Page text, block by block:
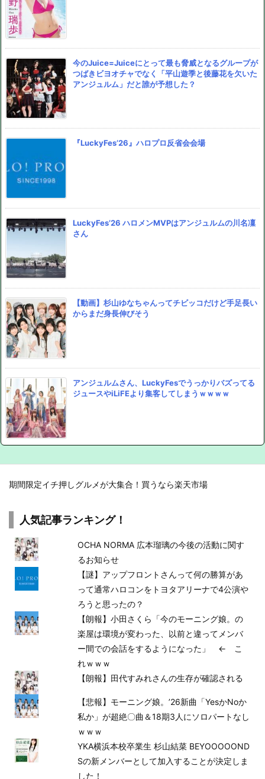
今のJuice=Juiceにとって最も脅威となるグループが
つばきビヨオチャでなく「平山遊季と後藤花を欠いた
アンジュルム」だと誰が予想した？
『LuckyFes’26』ハロプロ反省会会場
LuckyFes’26 ハロメンMVPはアンジュルムの川名凜
さん
【動画】杉山ゆなちゃんってチビッコだけど手足長い
からまだ身長伸びそう
アンジュルムさん、LuckyFesでうっかりバズってる
ジュースやiLiFEより集客してしまうｗｗｗｗ
期間限定イチ押しグルメが大集合！買うなら楽天市場
人気記事ランキング！
OCHA NORMA 広本瑠璃の今後の活動に関す
るお知らせ
【謎】アップフロントさんって何の勝算があ
って通常ハロコンをトヨタアリーナで4公演や
ろうと思ったの？
【朗報】小田さくら「今のモーニング娘。の
楽屋は環境が変わった、以前と違ってメンバ
ー間での会話をするようになった」 ← こ
れｗｗｗ
【朗報】田代すみれさんの生存が確認される
【悲報】モーニング娘。’26新曲「YesかNoか
私か」が超絶〇曲＆18期3人にソロパートなし
ｗｗｗ
YKA横浜本校卒業生 杉山結菜 BEYOOOOOND
Sの新メンバーとして加入することが決定しま
した！